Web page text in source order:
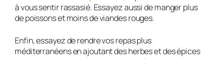
à vous sentir rassasié. Essayez aussi de manger plus
de poissons et moins de viandes rouges.
Enfin, essayez de rendre vos repas plus
méditerranéens en ajoutant des herbes et des épices